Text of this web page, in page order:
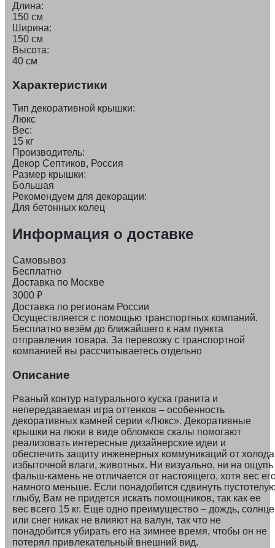
Длина:
150 см
Ширина:
150 см
Высота:
40 см
Характеристики
Тип декоративной крышки:
Люкс
Вес:
15 кг
Производитель:
Декор Септиков, Россия
Размер крышки:
Большая
Рекомендуем для декорации:
Для бетонных колец
Информация о доставке
Самовывоз
Бесплатно
Доставка по Москве
3000 ₽
Доставка по регионам России
Осуществляется с помощью транспортных компаний.
Бесплатно везём до ближайшего к нам пункта
отправления товара. За перевозку с транспортной
компанией вы рассчитываетесь отдельно
Описание
Рваный контур натурального куска гранита и
непередаваемая игра оттенков – особенность
декоративных камней серии «Люкс». Декоративные
крышки на люки в виде обломков скалы помогают
реализовать интересные дизайнерские идеи и
обеспечить защиту инженерных коммуникаций от
избыточной влаги, животных. Ни визуально, ни на ощупь
фальш-камень не отличается от настоящего, хотя вес
намного меньше. Если понадобится сдвинуть
глыбу, Вам не придется искать помощников, так как ее
вес всего 15 кг. Еще одно преимущество – дождь, солнце
или снег никак не влияют на валун, так что не
понадобится убирать его на зимнее время, чтобы он не
потерял привлекательный внешний вид.